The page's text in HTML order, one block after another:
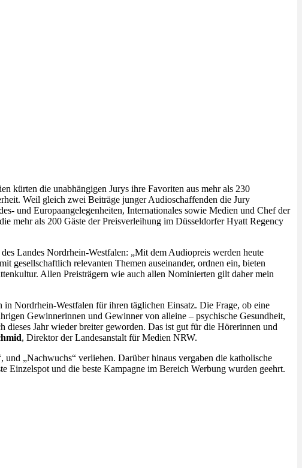
kürten die unabhängigen Jurys ihre Favoriten aus mehr als 230
Weil gleich zwei Beiträge junger Audioschaffenden die Jury
und Europaangelegenheiten, Internationales sowie Medien und Chef der
mehr als 200 Gäste der Preisverleihung im Düsseldorfer Hyatt Regency
Landes Nordrhein-Westfalen: „Mit dem Audiopreis werden heute
gesellschaftlich relevanten Themen auseinander, ordnen ein, bieten
Allen Preisträgern wie auch allen Nominierten gilt daher mein
Nordrhein-Westfalen für ihren täglichen Einsatz. Die Frage, ob eine
Gewinnerinnen und Gewinner von alleine – psychische Gesundheit,
Jahr wieder breiter geworden. Das ist gut für die Hörerinnen und
, Direktor der Landesanstalt für Medien NRW.
„Nachwuchs“ verliehen. Darüber hinaus vergaben die katholische
und die beste Kampagne im Bereich Werbung wurden geehrt.